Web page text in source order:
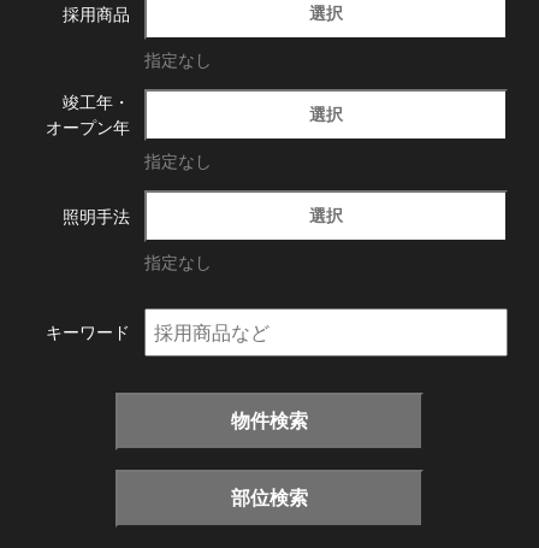
採用商品 選択
指定なし
竣工年・
オープン年
選択
指定なし
照明手法 選択
指定なし
キーワード
物件検索
部位検索